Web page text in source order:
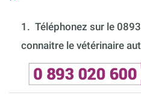
1. Téléphonez sur le
connaitre le vétérinaire